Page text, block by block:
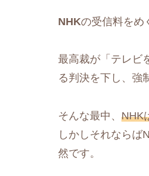
NHKの受信料をめ
最高裁が「テレビ
る判決を下し、強
そんな最中、 NHK
しかしそれならば
然です。